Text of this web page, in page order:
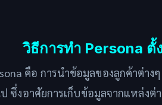
วิธีการทำ Persona ตั้
คือ การนำข้อมูลของลูกค้าต่าง
ซึ่งอาศัยการเก็บข้อมูลจากแหล่งต่า